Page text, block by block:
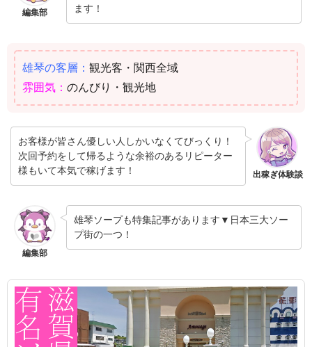
編集部
ます！
雄琴の客層： 観光客・関西全域
雰囲気： のんびり・観光地
出稼ぎ体験談
お客様が皆さん優しい人しかいなくてびっくり！
次回予約をして帰るような余裕のあるリピーター
様もいて本気で稼げます！
編集部
雄琴ソープも特集記事があります▼日本三大ソー
プ街の一つ！